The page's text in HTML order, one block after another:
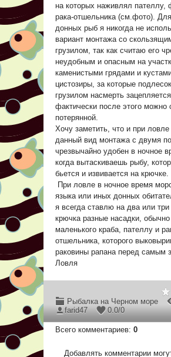
на которых наживлял пателлу,
рака-отшельника (см.фото).
донных рыб я никогда не
вариант монтажа со
грузилом, так как считаю его
неудобным и опасным на
каменистыми грядами и
цистозиры, за которые
грузилом насмерть
фактически после этого можно
потерянной.
Хочу заметить, что и при
данный вид монтажа с двумя
чрезвычайно удобен в ночное
когда вытаскиваешь рыбу,
бьется и извивается на крючке.
При ловле в ночное время
языка или иных донных
я всегда ставлю на два или
крючка разные насадки, обычно
маленького краба, пателлу и
отшельника, которого
раковины рапана перед самым
Ловля
Рыбалка на Черном море
farid47
0.0/0
Всего комментариев: 0
Добавлять комментарии